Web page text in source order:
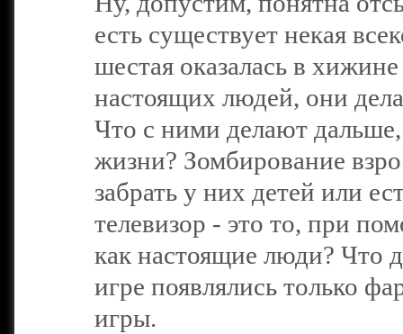
есть существует некая
шестая оказалась в
настоящих людей, они
Что с ними делают
жизни? Зомбирование
забрать у них детей или
телевизор - это то, при
как настоящие люди? Что
игре появлялись только
игры.